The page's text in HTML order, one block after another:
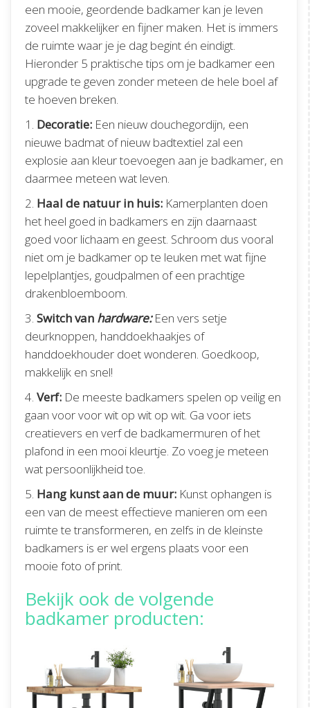
een mooie, geordende badkamer kan je leven
zoveel makkelijker en fijner maken. Het is immers
de ruimte waar je je dag begint én eindigt.
Hieronder 5 praktische tips om je badkamer een
upgrade te geven zonder meteen de hele boel af
te hoeven breken.
1. Decoratie: Een nieuw douchegordijn, een
nieuwe badmat of nieuw badtextiel zal een
explosie aan kleur toevoegen aan je badkamer, en
daarmee meteen wat leven.
2. Haal de natuur in huis: Kamerplanten doen
het heel goed in badkamers en zijn daarnaast
goed voor lichaam en geest. Schroom dus vooral
niet om je badkamer op te leuken met wat fijne
lepelplantjes, goudpalmen of een prachtige
drakenbloemboom.
3. Switch van hardware:Een vers setje
deurknoppen, handdoekhaakjes of
handdoekhouder doet wonderen. Goedkoop,
makkelijk en snel!
4. Verf: De meeste badkamers spelen op veilig en
gaan voor voor wit op wit op wit. Ga voor iets
creatievers en verf de badkamermuren of het
plafond in een mooi kleurtje. Zo voeg je meteen
wat persoonlijkheid toe.
5. Hang kunst aan de muur: Kunst ophangen is
een van de meest effectieve manieren om een
ruimte te transformeren, en zelfs in de kleinste
badkamers is er wel ergens plaats voor een
mooie foto of print.
Bekijk ook de volgende
badkamer producten: